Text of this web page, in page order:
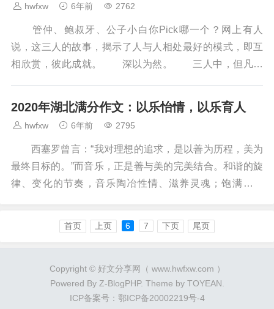
hwfxw 6年前 2762
管仲、鲍叔牙、公子小白你Pick哪一个？网上有人
说，这三人的故事，揭示了人与人相处最好的模式，即互
相欣赏，彼此成就。 深以为然。 三人中，但凡有
2020年湖北满分作文：以乐怡情，以乐育人
hwfxw 6年前 2795
西塞罗曾言：“我对理想的追求，是以善为历程，美为
最终目标的。”而音乐，正是善与美的完美结合。和谐的旋
律、变化的节奏，音乐陶冶性情、滋养灵魂；饱满的情
首页 上页 6 7 下页 尾页
Copyright © 好文分享网（ www.hwfxw.com ）
Powered By Z-BlogPHP. Theme by TOYEAN
ICP备案号：鄂ICP备20002219号-4